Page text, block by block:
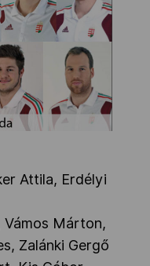
Attila, Erdélyi
Vámos Márton,
Zalánki Gergő